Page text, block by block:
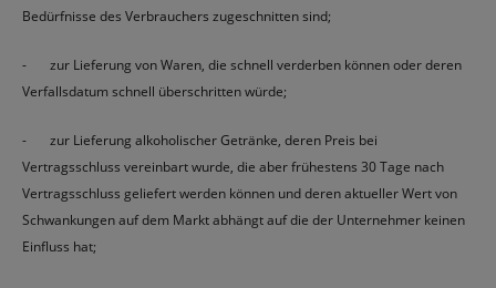
Bedürfnisse des Verbrauchers zugeschnitten sind;
- zur Lieferung von Waren, die schnell verderben können oder deren
Verfallsdatum schnell überschritten würde;
- zur Lieferung alkoholischer Getränke, deren Preis bei
Vertragsschluss vereinbart wurde, die aber frühestens 30 Tage nach
Vertragsschluss geliefert werden können und deren aktueller Wert von
Schwankungen auf dem Markt abhängt auf die der Unternehmer keinen
Einfluss hat;